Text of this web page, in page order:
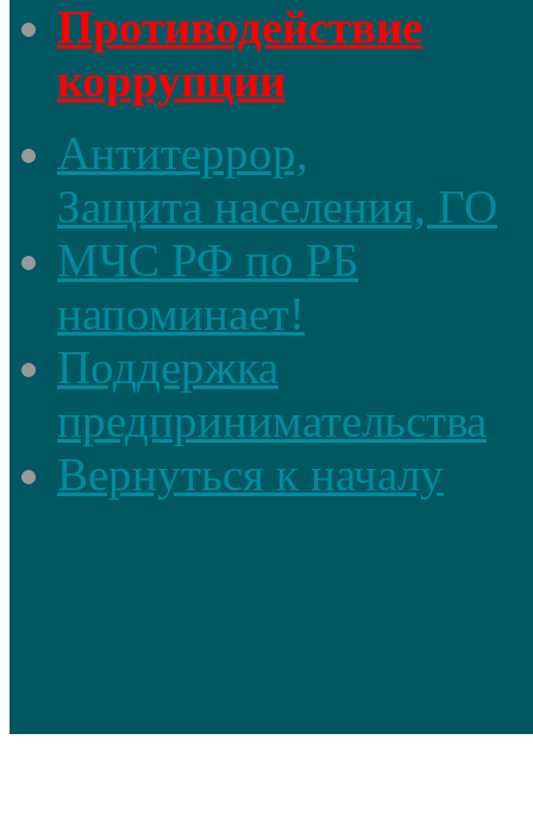
Противодействие
коррупции
Антитеррор,
Защита населения, ГО
МЧС РФ по РБ
напоминает!
Поддержка
предпринимательства
Вернуться к началу